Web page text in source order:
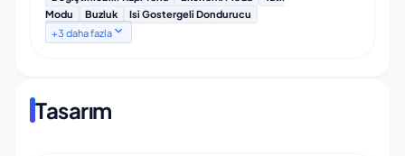
Modu
Buzluk
Isi Gostergeli Dondurucu
+3 daha fazla
Tasarım